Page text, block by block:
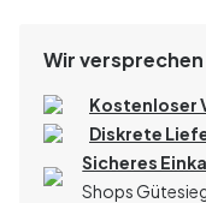
Wir versprechen
Kostenloser
Diskrete
Sicheres
Shops